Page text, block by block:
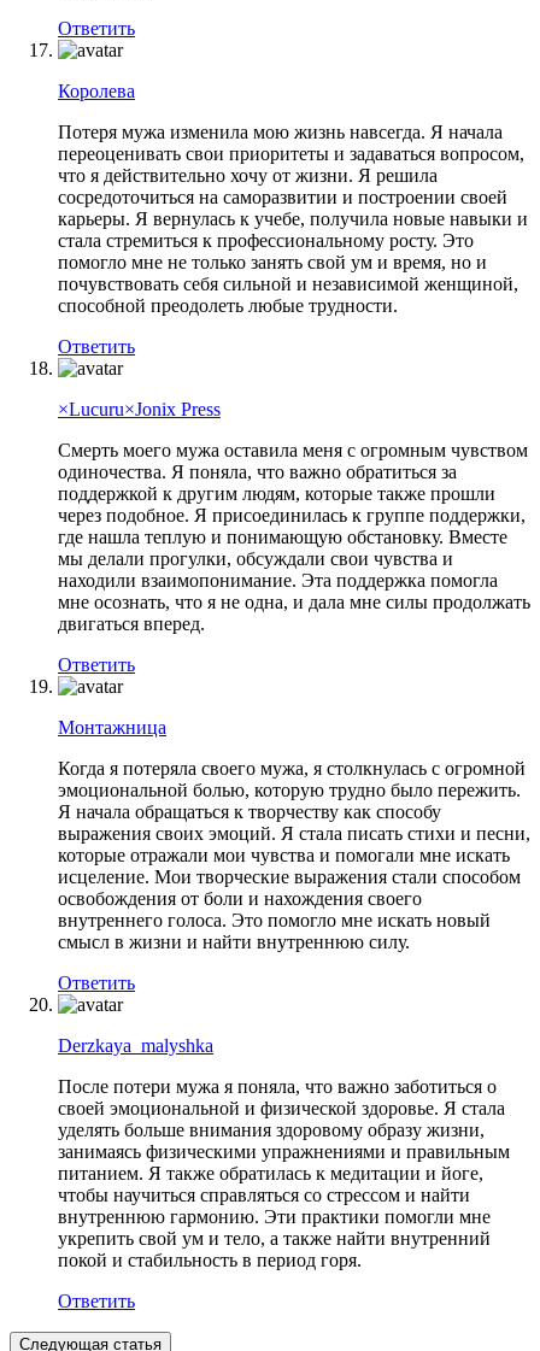
Ответить
Королева
Потеря мужа изменила мою жизнь навсегда. Я начала
переоценивать свои приоритеты и задаваться вопросом,
что я действительно хочу от жизни. Я решила
сосредоточиться на саморазвитии и построении своей
карьеры. Я вернулась к учебе, получила новые навыки и
стала стремиться к профессиональному росту. Это
помогло мне не только занять свой ум и время, но и
почувствовать себя сильной и независимой женщиной,
способной преодолеть любые трудности.
Ответить
×Lucuru×Jonix Press
Смерть моего мужа оставила меня с огромным чувством
одиночества. Я поняла, что важно обратиться за
поддержкой к другим людям, которые также прошли
через подобное. Я присоединилась к группе поддержки,
где нашла теплую и понимающую обстановку. Вместе
мы делали прогулки, обсуждали свои чувства и
находили взаимопонимание. Эта поддержка помогла
мне осознать, что я не одна, и дала мне силы продолжать
двигаться вперед.
Ответить
Монтажница
Когда я потеряла своего мужа, я столкнулась с огромной
эмоциональной болью, которую трудно было пережить.
Я начала обращаться к творчеству как способу
выражения своих эмоций. Я стала писать стихи и песни,
которые отражали мои чувства и помогали мне искать
исцеление. Мои творческие выражения стали способом
освобождения от боли и нахождения своего
внутреннего голоса. Это помогло мне искать новый
смысл в жизни и найти внутреннюю силу.
Ответить
Derzkaya_malyshka
После потери мужа я поняла, что важно заботиться о
своей эмоциональной и физической здоровье. Я стала
уделять больше внимания здоровому образу жизни,
занимаясь физическими упражнениями и правильным
питанием. Я также обратилась к медитации и йоге,
чтобы научиться справляться со стрессом и найти
внутреннюю гармонию. Эти практики помогли мне
укрепить свой ум и тело, а также найти внутренний
покой и стабильность в период горя.
Ответить
Следующая статья